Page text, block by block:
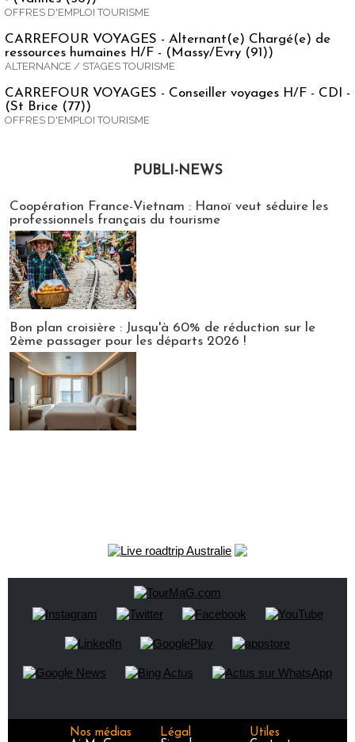
OFFRES D'EMPLOI TOURISME
CARREFOUR VOYAGES - Alternant(e) Chargé(e) de
ressources humaines H/F - (Massy/Evry (91))
ALTERNANCE / STAGES TOURISME
CARREFOUR VOYAGES - Conseiller voyages H/F - CDI -
(St Brice (77))
OFFRES D'EMPLOI TOURISME
PUBLI-NEWS
Coopération France-Vietnam : Hanoï veut séduire les
professionnels français du tourisme
Bon plan croisière : Jusqu'à 60% de réduction sur le
2ème passager pour les départs 2026 !
Nos médias
Légal
Utiles